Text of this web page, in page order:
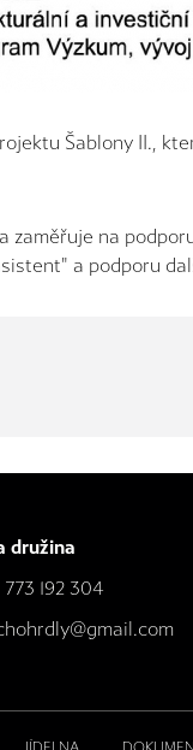
Šablony II.,
zaměřuje na
a podporu
družina
192 304